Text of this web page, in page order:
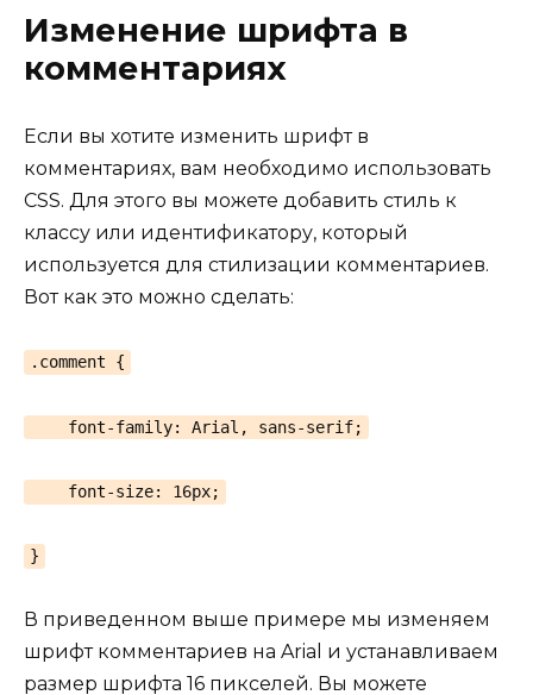
Изменение шрифта в
комментариях
Если вы хотите изменить шрифт в
комментариях, вам необходимо использовать
CSS. Для этого вы можете добавить стиль к
классу или идентификатору, который
используется для стилизации комментариев.
Вот как это можно сделать:
.comment {
font-family: Arial, sans-serif;
font-size: 16px;
}
В приведенном выше примере мы изменяем
шрифт комментариев на Arial и устанавливаем
размер шрифта 16 пикселей. Вы можете